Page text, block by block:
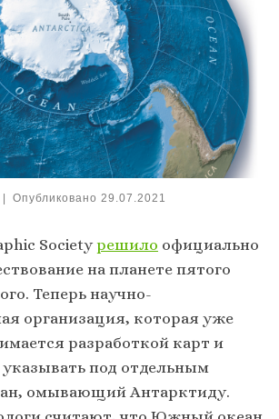
| Опубликовано 29.07.2021
Societyрешило официально
на планете пятого
Теперь научно-
организация, которая уже
разработкой карт и
указывать под отдельным
омывающий Антарктиду.